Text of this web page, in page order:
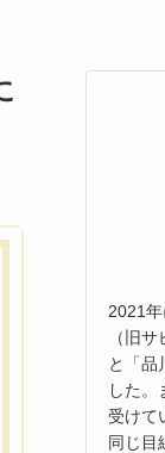
2021
（旧
と「品
した。
受けて
同じ目